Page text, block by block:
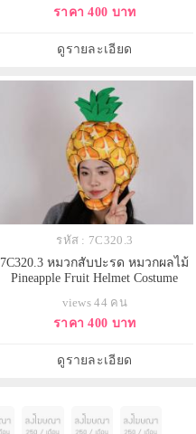
ราคา 400 บาท
ดูรายละเอียด
รหัส : 7C320.3
7C320.3 หมวกสับปะรด หมวกผลไม้
Pineapple Fruit Helmet Costume
views 44 คน
ราคา 400 บาท
ดูรายละเอียด